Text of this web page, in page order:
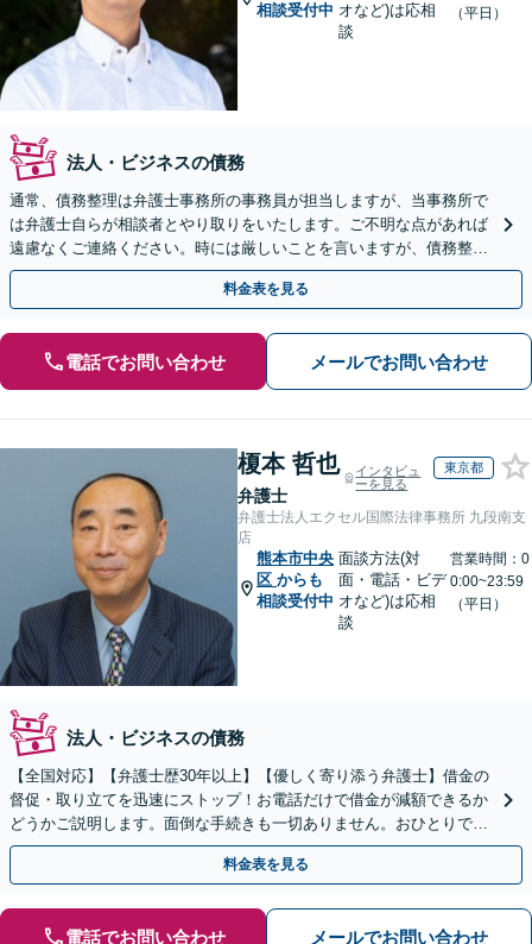
相談受付中 オなど)は応相
談
（平日）
法人・ビジネスの債務
通常、債務整理は弁護士事務所の事務員が担当しますが、当事務所で
は弁護士自らが相談者とやり取りをいたします。ご不明な点があれば
遠慮なくご連絡ください。時には厳しいことを言いますが、債務整理
には相談者様のご協力が必要不可欠です。
料金表を見る
電話でお問い合わせ メールでお問い合わせ
榎本 哲也
弁護士
インタビュ
ーを見る
東京都
弁護士法人エクセル国際法律事務所 九段南支
店
熊本市中央
区 からも
相談受付中
面談方法(対
面・電話・ビデ
オなど)は応相
談
営業時間：0
0:00~23:59
（平日）
法人・ビジネスの債務
【全国対応】【弁護士歴30年以上】【優しく寄り添う弁護士】借金の
督促・取り立てを迅速にストップ！お電話だけで借金が減額できるか
どうかご説明します。面倒な手続きも一切ありません。おひとりで悩
まず、お気軽にご相談ください。【電話相談可】
料金表を見る
電話でお問い合わせ メールでお問い合わせ